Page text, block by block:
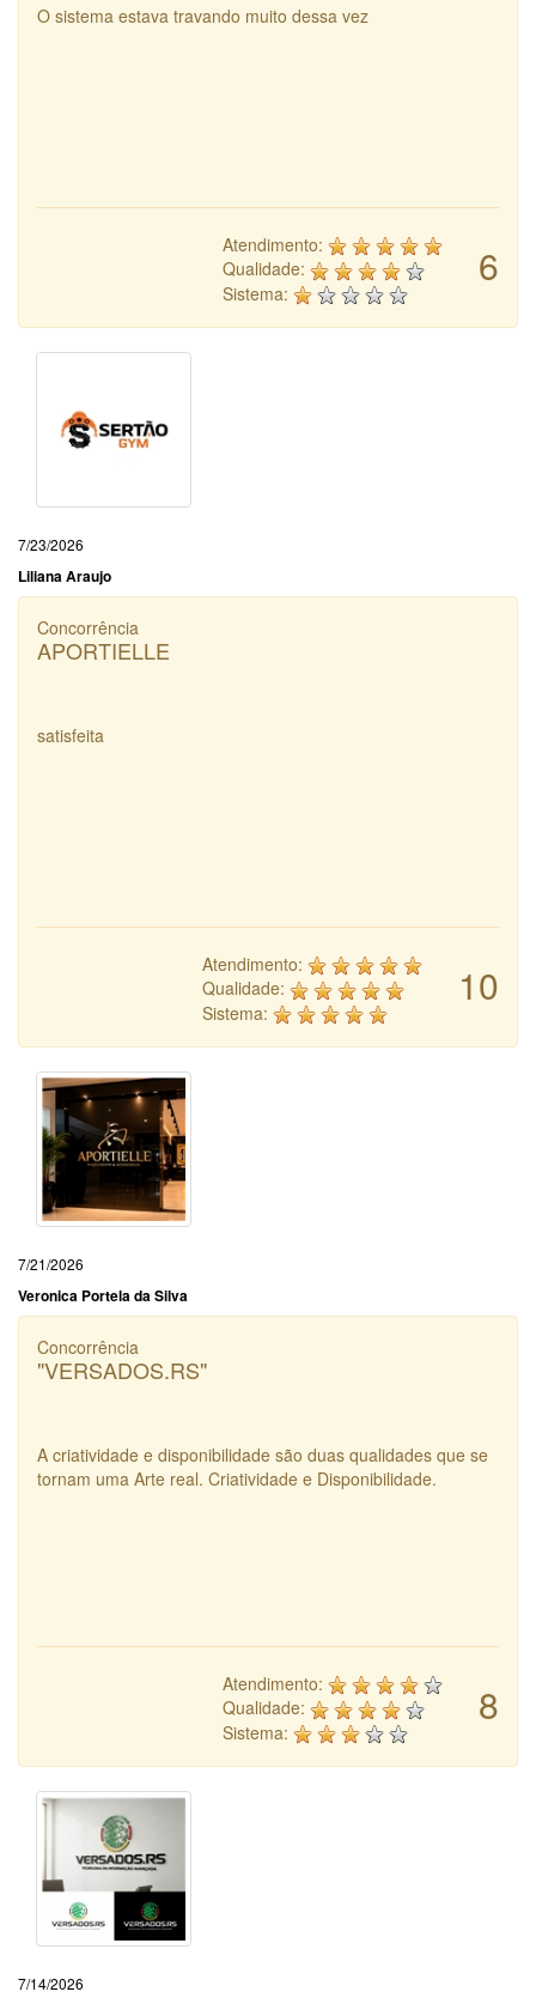
O sistema estava travando muito dessa vez
6
Atendimento:
Qualidade:
Sistema:
7/23/2026
Liliana Araujo
Concorrência
APORTIELLE
satisfeita
10
Atendimento:
Qualidade:
Sistema:
7/21/2026
Veronica Portela da Silva
Concorrência
"VERSADOS.RS"
A criatividade e disponibilidade são duas qualidades que se
tornam uma Arte real. Criatividade e Disponibilidade.
8
Atendimento:
Qualidade:
Sistema:
7/14/2026